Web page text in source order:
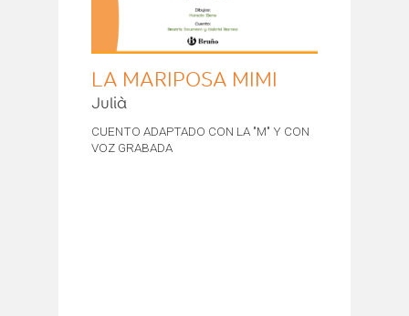
LA MARIPOSA MIMÍ
Julià
CUENTO ADAPTADO CON LA "M" Y CON
VOZ GRABADA